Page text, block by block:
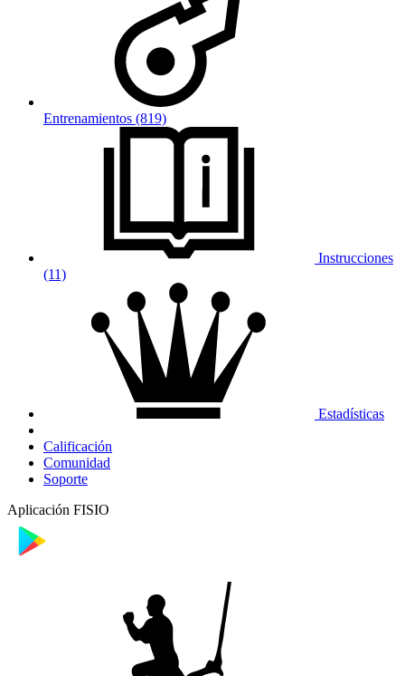
Entrenamientos (819)
Instrucciones
(11)
Estadísticas
Calificación
Comunidad
Soporte
Aplicación FISIO